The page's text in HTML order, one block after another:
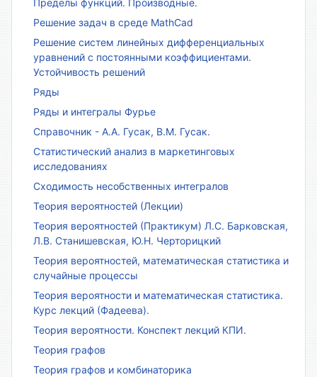
Пределы функций. Производные.
Решение задач в среде MathCad
Решение систем линейных дифференциальных
уравнений с постоянными коэффициентами.
Устойчивость решений
Ряды
Ряды и интегралы Фурье
Справочник - А.А. Гусак, В.М. Гусак.
Статистический анализ в маркетинговых
исследованиях
Сходимость несобственных интегралов
Теория вероятностей (Лекции)
Теория вероятностей (Практикум) Л.С. Барковская,
Л.В. Станишевская, Ю.Н. Черторицкий
Теория вероятностей, математическая статистика и
случайные процессы
Теория вероятности и математическая статистика.
Курс лекций (Фадеева).
Теория вероятности. Конспект лекций КПИ.
Теория графов
Теория графов и комбинаторика